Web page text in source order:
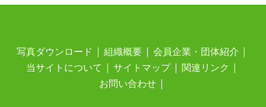
写真ダウンロード 組織概要
会員企業・団体紹介
当サイトについて
サイトマップ
関連リンク
お問い合わせ